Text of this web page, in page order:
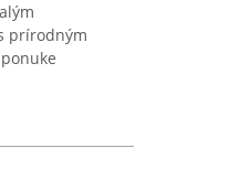
prírodným